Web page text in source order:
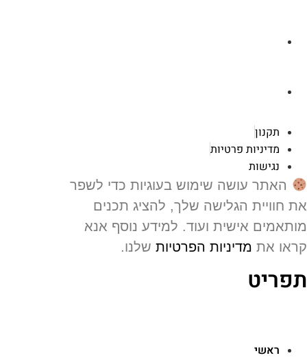
תקנון
מדיניות פרטיות
נגישות
האתר עושה שימוש בעוגיות כדי לשפר
חוויית הגלישה שלך, להציג תכנים
אישית ועוד. למידע נוסף אנא
אתמדיניות הפרטיותשלנו.
ראשי